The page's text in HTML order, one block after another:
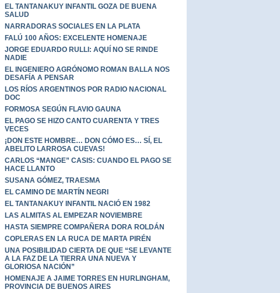
EL TANTANAKUY INFANTIL GOZA DE BUENA
SALUD
NARRADORAS SOCIALES EN LA PLATA
FALÚ 100 AÑOS: EXCELENTE HOMENAJE
JORGE EDUARDO RULLI: AQUÍ NO SE RINDE
NADIE
EL INGENIERO AGRÓNOMO ROMAN BALLA NOS
DESAFÍA A PENSAR
LOS RÍOS ARGENTINOS POR RADIO NACIONAL
DOC
FORMOSA SEGÚN FLAVIO GAUNA
EL PAGO SE HIZO CANTO CUARENTA Y TRES
VECES
¡DON ESTE HOMBRE… DON CÓMO ES… SÍ, EL
ABELITO LARROSA CUEVAS!
CARLOS “MANGE” CASIS: CUANDO EL PAGO SE
HACE LLANTO
SUSANA GÓMEZ, TRAESMA
EL CAMINO DE MARTÍN NEGRI
EL TANTANAKUY INFANTIL NACIÓ EN 1982
LAS ALMITAS AL EMPEZAR NOVIEMBRE
HASTA SIEMPRE COMPAÑERA DORA ROLDÁN
COPLERAS EN LA RUCA DE MARTA PIRÉN
UNA POSIBILIDAD CIERTA DE QUE “SE LEVANTE
A LA FAZ DE LA TIERRA UNA NUEVA Y
GLORIOSA NACIÓN”
HOMENAJE A JAIME TORRES EN HURLINGHAM,
PROVINCIA DE BUENOS AIRES